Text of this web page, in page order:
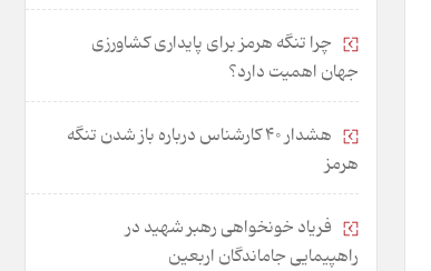
چرا تنگه هرمز برای پایداری کشاورزی
جهان اهمیت دارد؟
هشدار 40 کارشناس درباره باز شدن تنگه
هرمز
فریاد خونخواهی رهبر شهید در
راهپیمایی جاماندگان اربعین